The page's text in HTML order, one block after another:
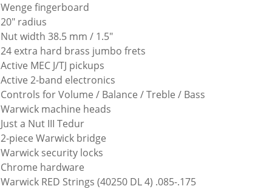
Wenge fingerboard
20″ radius
Nut width 38.5 mm / 1.5″
24 extra hard brass jumbo frets
Active MEC J/TJ pickups
Active 2-band electronics
Controls for Volume / Balance / Treble / Bass
Warwick machine heads
Just a Nut III Tedur
2-piece Warwick bridge
Warwick security locks
Chrome hardware
Warwick RED Strings (40250 DL 4) .085-.175